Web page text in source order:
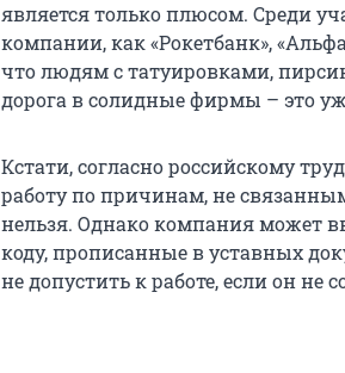
является только плюсом. Среди
компании, как «Рокетбанк»,
что людям с татуировками,
дорога в солидные фирмы – это
Кстати, согласно российскому
работу по причинам, не
нельзя. Однако компания может
коду, прописанные в уставных
не допустить к работе, если он не